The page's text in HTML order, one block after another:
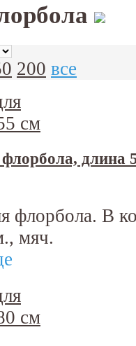
200 все
длина
флорбола. В
мяч.